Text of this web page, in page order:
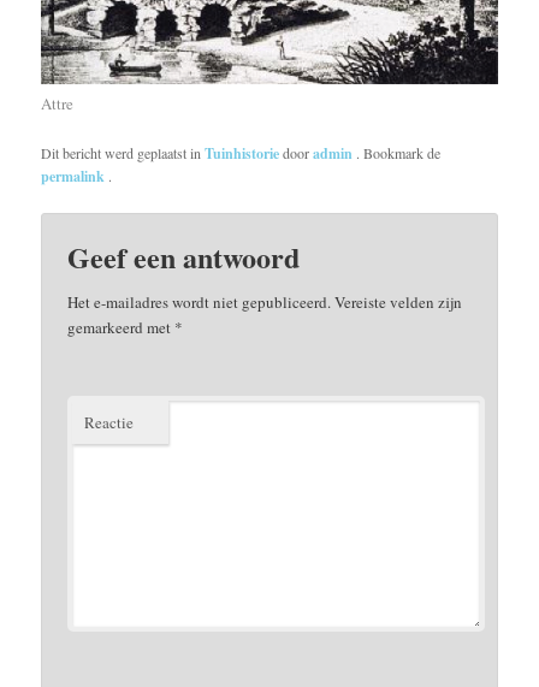
Attre
Dit bericht werd geplaatst inTuinhistoriedooradmin . Bookmark de
permalink .
Geef een antwoord
Het e-mailadres wordt niet gepubliceerd.Vereiste velden zijn
gemarkeerd met *
Reactie